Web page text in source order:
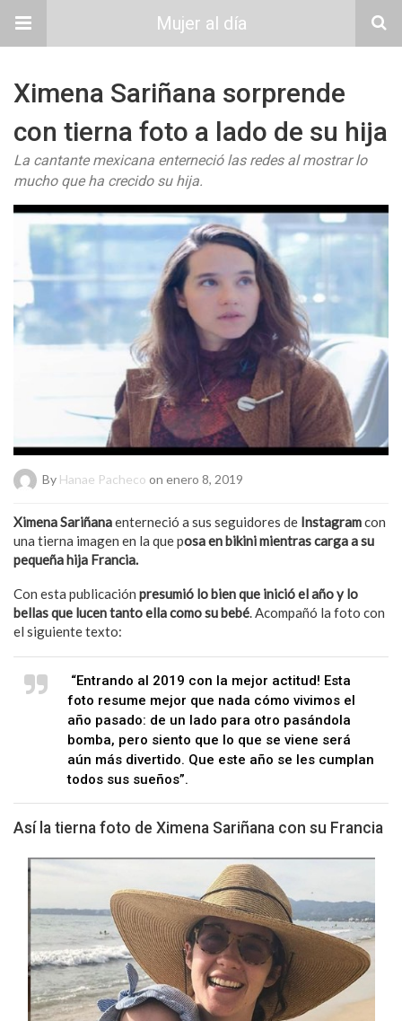
Mujer al día
Ximena Sariñana sorprende
con tierna foto a lado de su hija
La cantante mexicana enterneció las redes al mostrar lo
mucho que ha crecido su hija.
By Hanae Pacheco on enero 8, 2019
Ximena Sariñanaenterneció a sus seguidores de Instagramcon
una tierna imagen en la que posa en bikini mientras carga a su
pequeña hija Francia.
Con esta publicación presumió lo bien que inició el año y lo
bellas que lucen tanto ella como su bebé. Acompañó la foto con
el siguiente texto:
“Entrando al 2019 con la mejor actitud! Esta
foto resume mejor que nada cómo vivimos el
año pasado: de un lado para otro pasándola
bomba, pero siento que lo que se viene será
aún más divertido. Que este año se les cumplan
todos sus sueños”.
Así la tierna foto de Ximena Sariñana con su Francia